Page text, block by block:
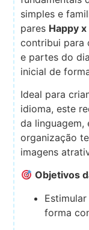
simples e
pares Happy x
contribui para
e partes do
inicial de
Ideal para
idioma, este
da linguagem,
organização
imagens
Objetivos
forma